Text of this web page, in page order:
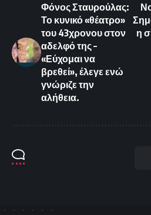
Φόνος Σταυρούλας:
Το κυνικό «θέατρο»
του 43χρονου στον
αδελφό της –
«Εύχομαι να
βρεθεί», έλεγε ενώ
γνώριζε την
αλήθεια.
η